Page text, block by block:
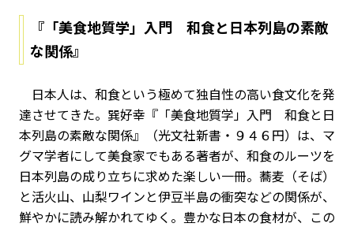
『「美食地質学」入門 和食と日本列島の素敵
な関係』
日本人は、和食という極めて独自性の高い食文化を発
達させてきた。巽好幸『「美食地質学」入門 和食と日
本列島の素敵な関係』（光文社新書・９４６円）は、マ
グマ学者にして美食家でもある著者が、和食のルーツを
日本列島の成り立ちに求めた楽しい一冊。蕎麦（そば）
と活火山、山梨ワインと伊豆半島の衝突などの関係が、
鮮やかに読み解かれてゆく。豊かな日本の食材が、この